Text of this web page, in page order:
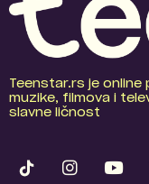
Teenstar.rs je
muzike, filmova i
slavne ličnost